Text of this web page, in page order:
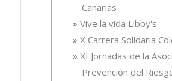
Canarias
Vive la vida Libby's
X Carrera Solidaria
XI Jornadas de la
Prevención del